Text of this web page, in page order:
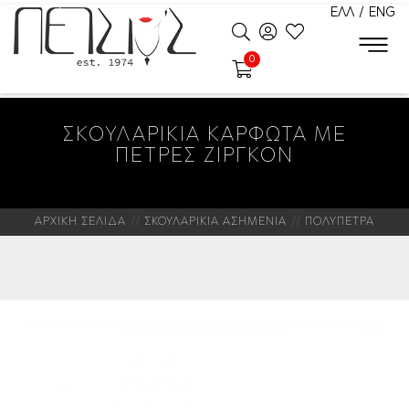
ΕΛΛ / ENG
0
ΣΚΟΥΛΑΡΙΚΙΑ ΚΑΡΦΩΤΑ ΜΕ
ΠΕΤΡΕΣ ΖΙΡΓΚΟΝ
ΑΡΧΙΚΗ ΣΕΛΙΔΑ ΣΚΟΥΛΑΡΙΚΙΑ ΑΣΗΜΕΝΙΑ ΠΟΛΥΠΕΤΡΑ